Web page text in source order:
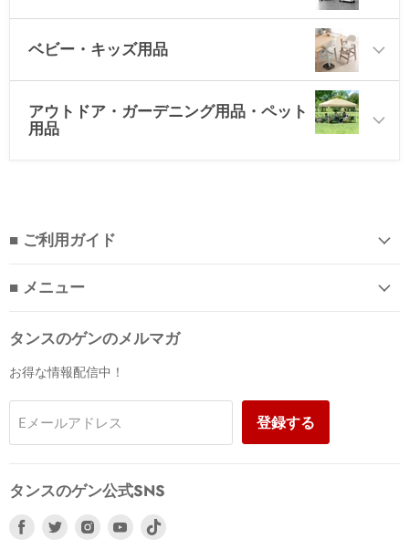
ベビー・キッズ用品
アウトドア・ガーデニング用品・ペット
用品
■ ご利用ガイド
■ メニュー
タンスのゲンのメルマガ
お得な情報配信中！
Eメールアドレス 登録する
タンスのゲン公式SNS
FacebookTwitter InstagramYoutube